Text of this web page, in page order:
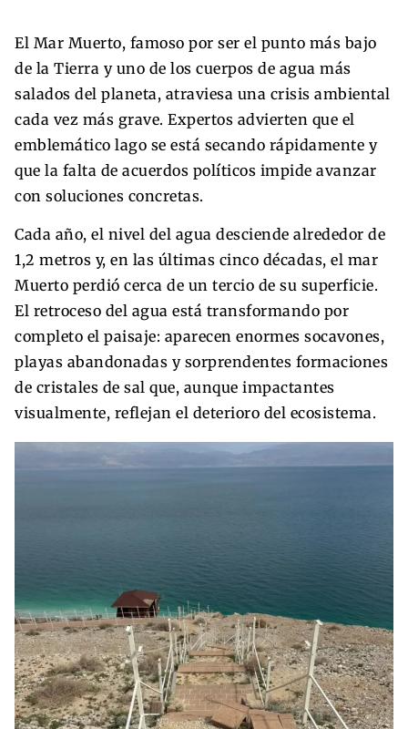
El Mar Muerto, famoso por ser el punto más bajo
de la Tierra y uno de los cuerpos de agua más
salados del planeta, atraviesa una crisis ambiental
cada vez más grave. Expertos advierten que el
emblemático lago se está secando rápidamente y
que la falta de acuerdos políticos impide avanzar
con soluciones concretas.
Cada año, el nivel del agua desciende alrededor de
1,2 metros y, en las últimas cinco décadas, el mar
Muerto perdió cerca de un tercio de su superficie.
El retroceso del agua está transformando por
completo el paisaje: aparecen enormes socavones,
playas abandonadas y sorprendentes formaciones
de cristales de sal que, aunque impactantes
visualmente, reflejan el deterioro del ecosistema.